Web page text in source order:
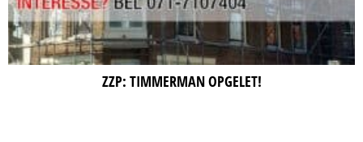
ZZP: TIMMERMAN OPGELET!